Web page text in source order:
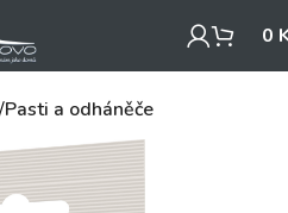
0
Pasti a odháněče